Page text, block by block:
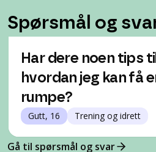
Spørsmål og
Har dere noen tips til
hvordan jeg kan få
rumpe?
Gutt, 16 Trening og idrett
Gå til spørsmål og svar